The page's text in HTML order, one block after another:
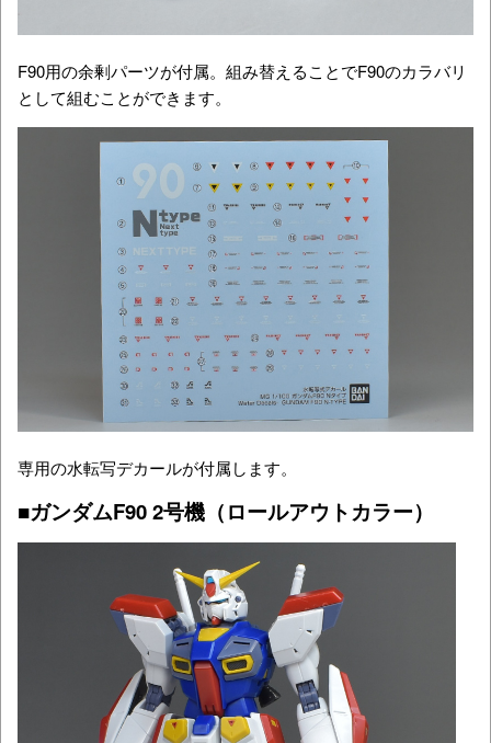
F90用の余剰パーツが付属。組み替えることでF90のカラバリ
として組むことができます。
専用の水転写デカールが付属します。
■ガンダムF90 2号機（ロールアウトカラー）